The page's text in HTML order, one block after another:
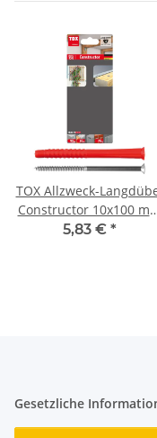
TOX Allzweck-
Constructor 10x100
+ Schraube
5,83 € *
Gesetzliche